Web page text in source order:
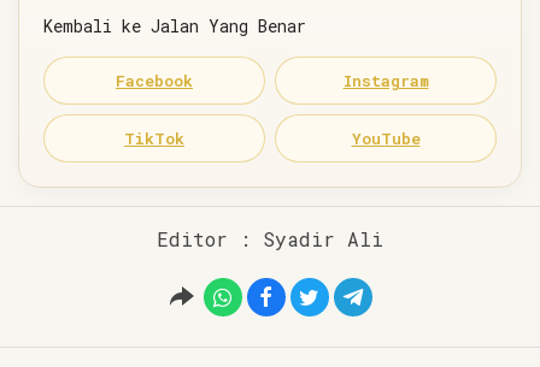
Kembali ke Jalan Yang Benar
Facebook Instagram
TikTok YouTube
Editor : Syadir Ali